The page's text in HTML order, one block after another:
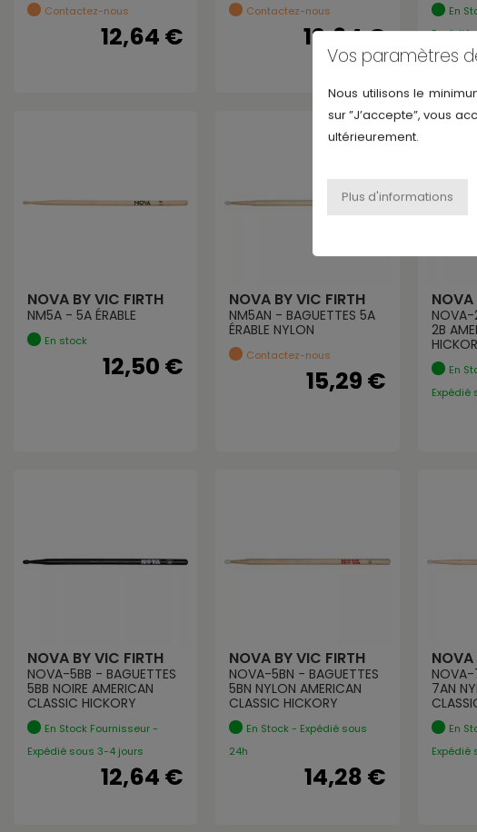
Contactez-nous
12,64 €
Contactez-nous
12,64 €
En
Expédié
NOVA BY VIC FIRTH
NM5A - 5A ÉRABLE
En stock
12,50 €
NOVA BY VIC FIRTH
NM5AN - BAGUETTES 5A
ÉRABLE NYLON
Contactez-nous
15,29 €
NOVA
NOVA-
2B
En
Expédié
NOVA BY VIC FIRTH
NOVA-5BB - BAGUETTES
5BB NOIRE AMERICAN
CLASSIC HICKORY
En Stock Fournisseur -
Expédié sous 3-4 jours
12,64 €
NOVA BY VIC FIRTH
NOVA-5BN - BAGUETTES
5BN NYLON AMERICAN
CLASSIC HICKORY
En Stock - Expédié sous
24h
14,28 €
NOVA
NOVA-
7AN
En
Expédié
Vos paramètres
Nous utilisons le
sur ”J’accepte”, vous
ultérieurement.